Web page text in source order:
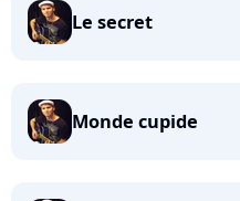
Le secret
Monde cupide